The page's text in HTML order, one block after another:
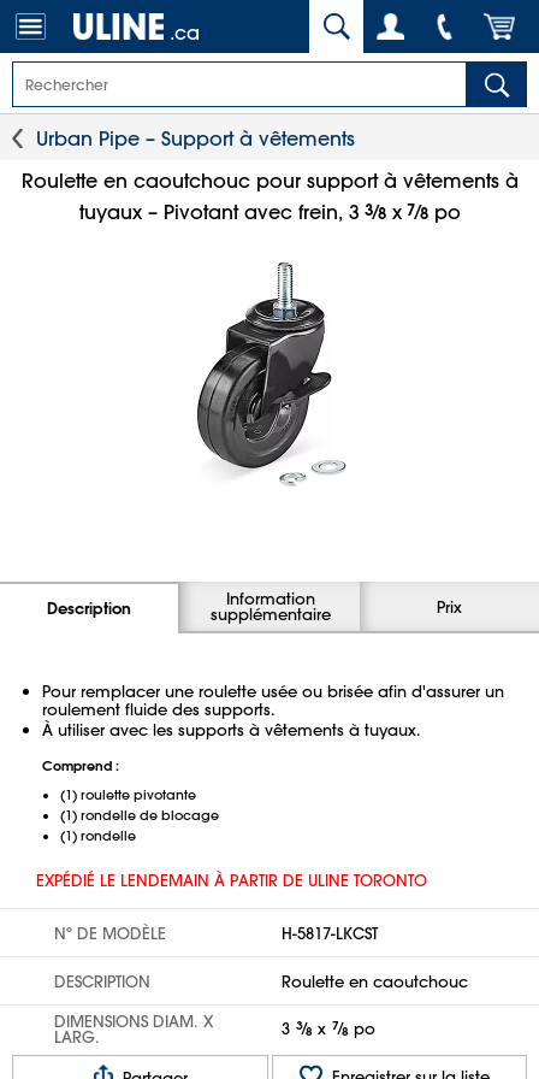
.ca
Urban Pipe – Support à vêtements
Roulette en caoutchouc pour support à vêtements à
tuyaux – Pivotant avec frein, 3 3⁄8x 7⁄8po
Description Information
supplémentaire Prix
Pour remplacer une roulette usée ou brisée afin d'assurer un
roulement fluide des supports.
À utiliser avec les supports à vêtements à tuyaux.
Comprend :
(1) roulette pivotante
(1) rondelle de blocage
(1) rondelle
EXPÉDIÉ LE LENDEMAIN À PARTIR DE ULINE TORONTO
Nº DE MODÈLE H-5817-LKCST
DESCRIPTION
Roulette en caoutchouc
DIMENSIONS DIAM. X
LARG. 3 3⁄8 x 7⁄8 po